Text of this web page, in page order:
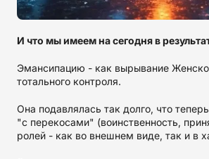
И что мы имеем на сегодня в
Эмансипацию - как вырывание
тотального контроля.
Она подавлялась так долго, что
"с перекосами" (воинственность,
ролей - как во внешнем виде, так и в